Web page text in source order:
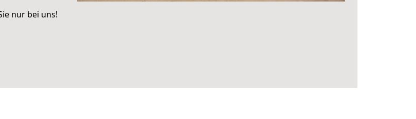
nur bei uns!